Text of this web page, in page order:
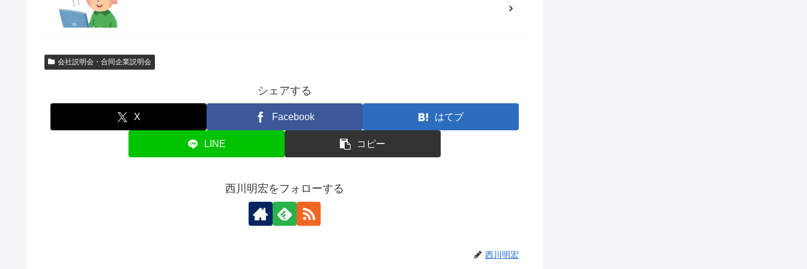
会社説明会・合同企業説明会
シェアする
X Facebook はてブ
LINE コピー
西川明宏をフォローする
西川明宏